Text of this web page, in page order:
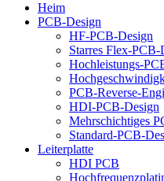
Heim
PCB-Design
HF-PCB-Design
Starres Flex-PCB-
Hochleistungs-
PCB-Reverse-
HDI-PCB-Design
Mehrschichtiges
Standard-PCB-
Leiterplatte
HDI PCB